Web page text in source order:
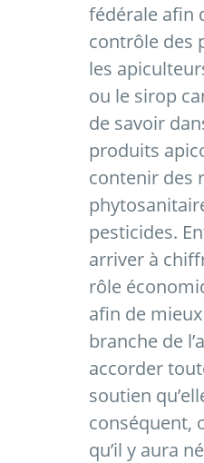
fédérale afin
contrôle des
les
ou le sirop
de savoir
produits
contenir des
pesticides.
arriver à
rôle
afin de
branche de
accorder
soutien
conséquent,
qu’il y aura